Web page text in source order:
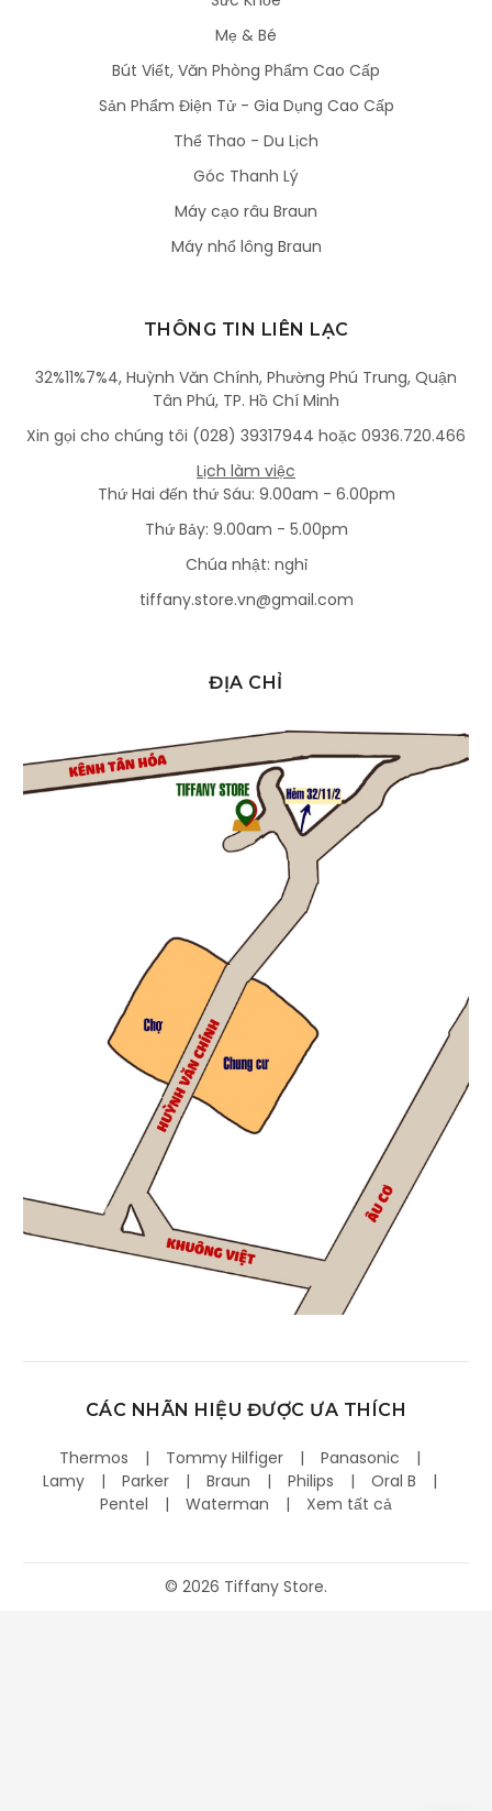
Mẹ & Bé
Bút Viết, Văn Phòng Phẩm Cao Cấp
Sản Phẩm Điện Tử - Gia Dụng Cao Cấp
Thể Thao - Du Lịch
Góc Thanh Lý
Máy cạo râu Braun
Máy nhổ lông Braun
THÔNG TIN LIÊN LẠC
32%11%7%4, Huỳnh Văn Chính, Phường Phú Trung, Quận
Tân Phú, TP. Hồ Chí Minh
Xin gọi cho chúng tôi (028) 39317944 hoặc 0936.720.466
Lịch làm việc
Thứ Hai đến thứ Sáu: 9.00am - 6.00pm
Thứ Bảy: 9.00am - 5.00pm
Chúa nhật: nghỉ
tiffany.store.vn@gmail.com
ĐỊA CHỈ
CÁC NHÃN HIỆU ĐƯỢC ƯA THÍCH
Thermos Tommy Hilfiger
Panasonic
Lamy
Parker Braun Philips
Oral B
Pentel
Waterman Xem tất cả
© 2026 Tiffany Store.